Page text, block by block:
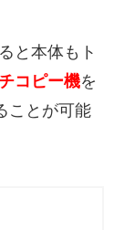
と本体もト
コピー機を
ことが可能